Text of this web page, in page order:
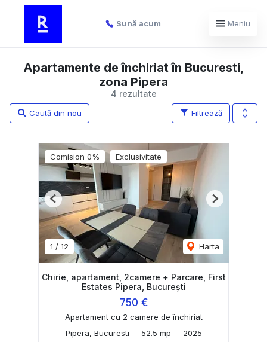
Sună acum Meniu
4 rezultate
Apartamente de închiriat în Bucuresti,
zona Pipera
Filtrează
Caută din nou
Comision 0% Exclusivitate
1 / 12 Harta
Previous Next
Chirie, apartament, 2camere + Parcare, First
Estates Pipera, București
750 €
Apartament cu 2 camere de închiriat
Pipera, Bucuresti
52.5 mp 2025